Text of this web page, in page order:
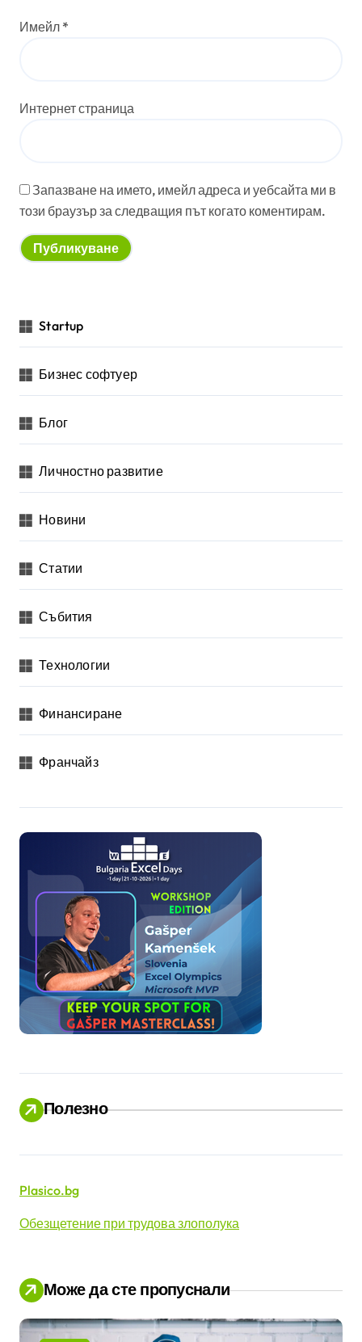
Имейл *
Интернет страница
Запазване на името, имейл адреса и уебсайта ми в
този браузър за следващия път когато коментирам.
Startup
Бизнес софтуер
Блог
Личностно развитие
Новини
Статии
Събития
Технологии
Финансиране
Франчайз
Полезно
Plasico.bg
Обезщетение при трудова злополука
Може да сте пропуснали